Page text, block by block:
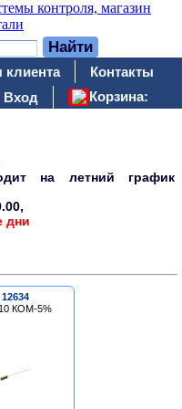
Контакты
Вход Корзина:
на летний график
дни
КОМ-5%